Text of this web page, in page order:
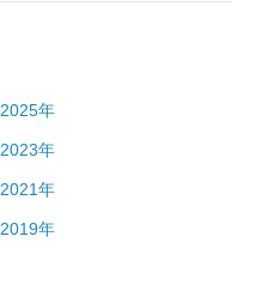
2025年
2023年
2021年
2019年